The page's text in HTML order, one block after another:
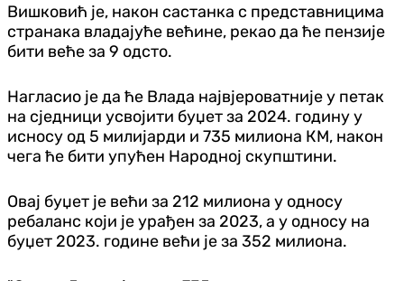
Вишковић је, након састанка с представницима
странака владајуће већине, рекао да ће пензије
бити веће за 9 одсто.
Нагласио је да ће Влада највјероватније у петак
на сједници усвојити буџет за 2024. годину у
исносу од 5 милијарди и 735 милиона КМ, након
чега ће бити упућен Народној скупштини.
Овај буџет је већи за 212 милиона у односу
ребаланс који је урађен за 2023, а у односу на
буџет 2023. године већи је за 352 милиона.